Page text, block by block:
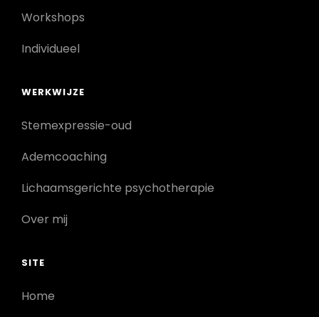
Workshops
Individueel
WERKWIJZE
Stemexpressie-oud
Ademcoaching
Lichaamsgerichte psychotherapie
Over mij
SITE
Home